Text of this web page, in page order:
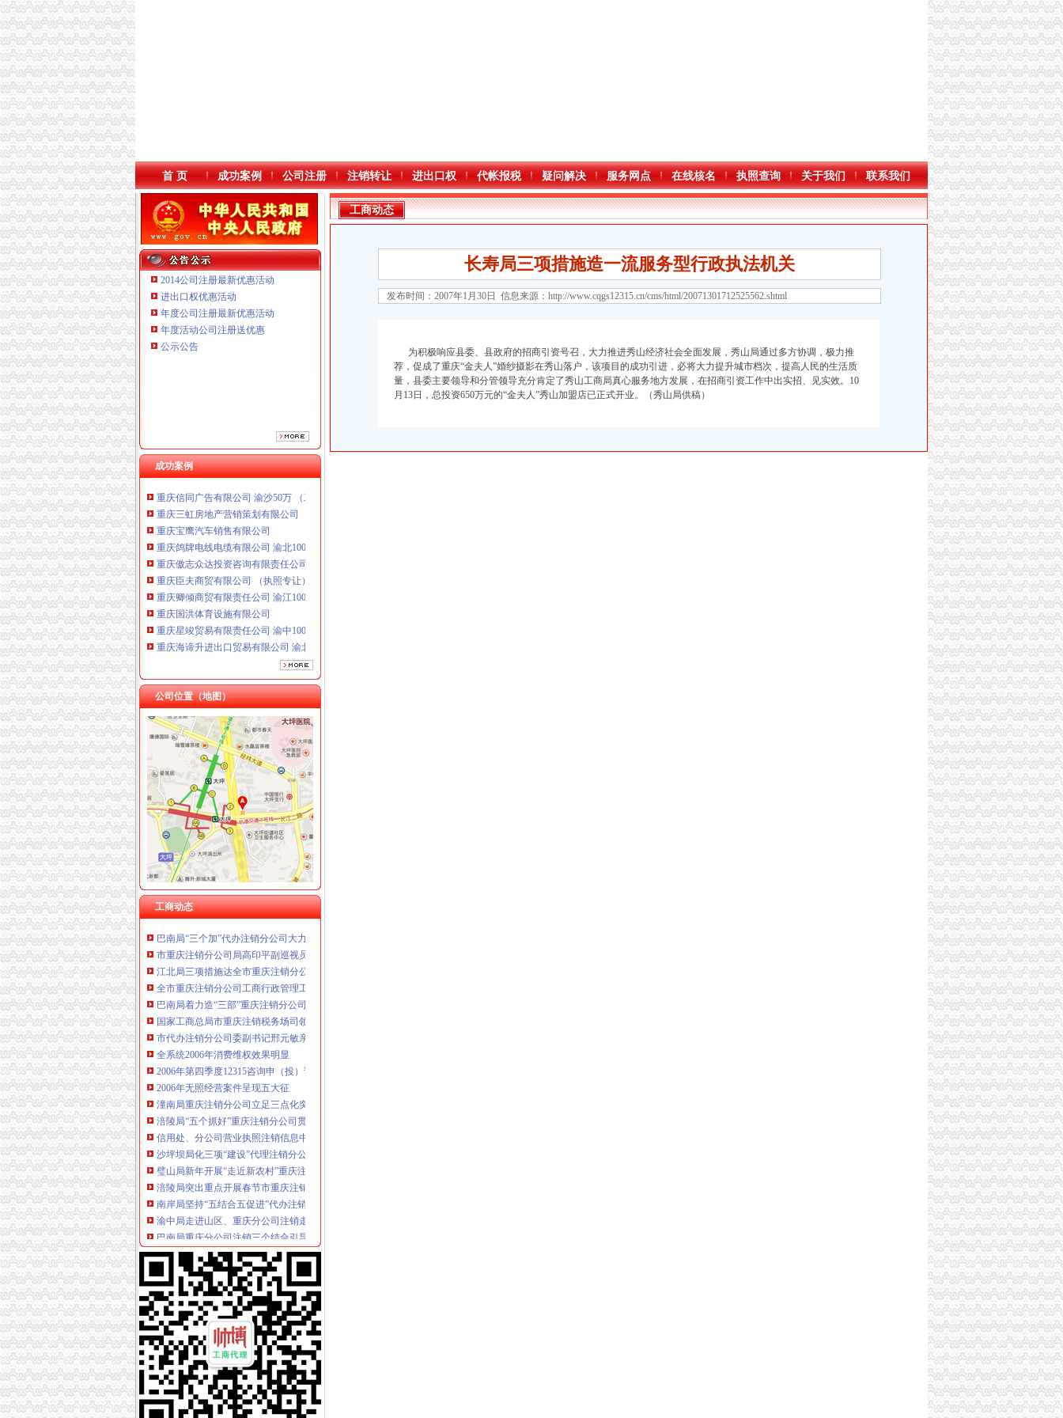
本站导航
首 页 成功案例 公司注册 注销转让 进出口权 代帐报税 疑问解决 服务网点 在线核名 执照查询 关于我们 联系我们
2014公司注册最新优惠活动
进出口权优惠活动
年度公司注册最新优惠活动
年度活动公司注册送优惠
公示公告
成功案例
重庆鸽牌电线电缆有限公司 渝北10010万 (进出口权)
重庆傲志众达投资咨询有限责任公司 渝九1000万 （增资）
重庆星竣贸易有限责任公司 渝中100万 （进出口权）
重庆海谛升进出口贸易有限公司 渝北100万 （进出口权）
重庆奕欣锦诚商贸有限公司 渝九50万 （工商注册）
重庆三虹房地产营销策划有限公司
重庆宝鹰汽车销售有限公司
重庆鸽牌电线电缆有限公司 渝北10010万 (进出口权)
重庆傲志众达投资咨询有限责任公司 渝九1000万 （增资）
重庆臣夫商贸有限公司 （执照专让）
重庆卿倾商贸有限责任公司 渝江100万 （工商注册）
重庆国洪体育设施有限公司
重庆星竣贸易有限责任公司 渝中100万 （进出口权）
重庆海谛升进出口贸易有限公司 渝北100万 （进出口权）
重庆奕欣锦诚商贸有限公司 渝九50万 （工商注册）
重庆信同广告有限公司 渝沙50万 （工商注册）
重庆三虹房地产营销策划有限公司
重庆宝鹰汽车销售有限公司
公司位置（地图）
工商动态
工商动态
全市代理注销分公司区县局信用信息化岗位大练抽考和竞赛正式开考
北碚局代理注销分公司缙云工商所五项措施推进工商所12315分类监管平台应用
永川局重庆分公司注销扎实开展2007红盾护农行动
永川区出台实施品牌战略措施
垫江局重庆分公司注销采取一次告知措施提高年检效率
丰都局代办注销分公司加大培训力度着力提高队伍素质
高新区局围绕“三项重点工作、两项突破工作”代办注销分公司谋划2007年工作
市重庆注销分公司局高印平副巡视员到渝北局检查指导工作
江北局三项措施达全市重庆注销分公司工商工作会议精
全市重庆注销分公司工商行政管理工作会议隆重召开
巴南局着力造“三部”重庆注销分公司化办公室工作
国家工商总局市重庆注销税务场司领导到观音桥农贸市场视察工作
市代办注销分公司委副书记邢元敏亲切接见市工商局团总支等全国五四红旗团组织代表
全系统2006年消费维权效果明显
2006年第四季度12315咨询申（投）诉举报动态
2006年无照经营案件呈现五大征
潼南局重庆注销分公司立足三点化突发事件预防机制
涪陵局“五个抓好”重庆注销分公司贯彻落实市局机关处级以上领导干部大会精
信用处、分公司营业执照注销信息中心新年伊始部署年初信用信息化建设工作
沙坪坝局化三项“建设”代理注销分公司 牢监管执法基础
璧山局新年开展“走近新农村”重庆注销分公司活动
涪陵局突出重点开展春节市重庆注销税务场集中整行动
南岸局坚持“五结合五促进”代办注销分公司扎实开展个体验照工作
渝中局走进山区、重庆分公司注销走进社区开展送温暖活动
巴南局重庆分公司注销三个结合引导规范烟花竹经营秩序
酉局代理注销分公司年初工作采取三条措施确保三个效果
万州局索农村市场监管 “四种模式”重庆注销分公司
沙坪坝局重庆注销分公司抓好三个培训提高一线干部行政能力
奉节局四措施扎实推进“光收费”代理注销分公司工作
北碚局重庆注销分公司水土工商所切实为民服务积开展现场个体验照
大足局将全面开展“提示、引导、建议”分公司营业执照注销行政指导
云局四措并举监管烟花竹市代理注销分公司场见成效
江津局认真贯彻全市重庆注销税务工商工作会议精
经开园局认真达全市重庆分公司注销工商工作会议精
大足局“五个到位”分公司营业执照注销认真达落实全市工商工作会议精
王元楷局重庆注销税务长对政务信息工作作出重要批示
工商动态
长寿局三项措施造一流服务型行政执法机关
发布时间：2007年1月30日 信息来源： http://www.cqgs12315.cn/cms/html/20071301712525562.shtml
为积极响应县委、县政府的招商引资号召，大力推进秀山经济社会全面发展，秀山局通过多方协调，极力推
荐，促成了重庆“金夫人”婚纱摄影在秀山落户，该项目的成功引进，必将大力提升城市档次，提高人民的生活质
量，县委主要领导和分管领导充分肯定了秀山工商局真心服务地方发展，在招商引资工作中出实招、见实效。10
月13日，总投资650万元的“金夫人”秀山加盟店已正式开业。（秀山局供稿）